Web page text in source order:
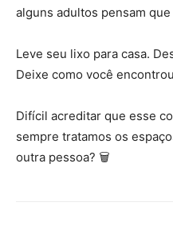
alguns adultos pensam
Leve seu lixo para casa.
Deixe como você
Difícil acreditar que esse
sempre tratamos os
outra pessoa? 🗑️